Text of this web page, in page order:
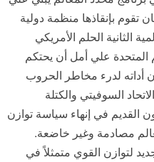
تقوم بإنقاذها منظمة دولية
الثانية الحلم الأمريكي
علي أمل أن يحتكم
أداته لدرء مخاطر الحروب
السوفيتي والكتلة
القديم في إنهاء سياسة توازن
مصادمة وغير خاضعة.
لتوازن القوي متمثلاً في